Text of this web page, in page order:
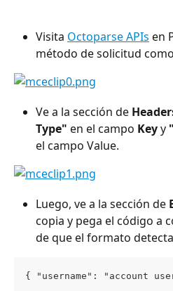
Visita Octoparse APIs en
método de solicitud como
Ve a la sección de
Type" en el campo Key y
el campo Value.
Luego, ve a la sección de
copia y pega el código a
de que el formato
{ "username": "account